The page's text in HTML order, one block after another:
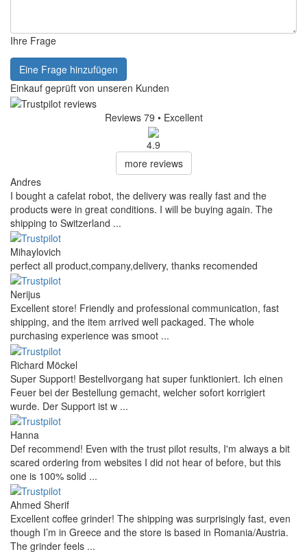
Ihre Frage
Eine Frage hinzufügen
Einkauf geprüft von unseren Kunden
Reviews 79 • Excellent
4.9
more reviews
Andres
I bought a cafelat robot, the delivery was really fast and the
products were in great conditions. I will be buying again. The
shipping to Switzerland ...
Mihaylovich
perfect all product,company,delivery, thanks recomended
Nerijus
Excellent store! Friendly and professional communication, fast
shipping, and the item arrived well packaged. The whole
purchasing experience was smoot ...
Richard Möckel
Super Support! Bestellvorgang hat super funktioniert. Ich einen
Feuer bei der Bestellung gemacht, welcher sofort korrigiert
wurde. Der Support ist w ...
Hanna
Def recommend! Even with the trust pilot results, I'm always a bit
scared ordering from websites I did not hear of before, but this
one is 100% solid ...
Ahmed Sherif
Excellent coffee grinder! The shipping was surprisingly fast, even
though I’m in Greece and the store is based in Romania/Austria.
The grinder feels ...